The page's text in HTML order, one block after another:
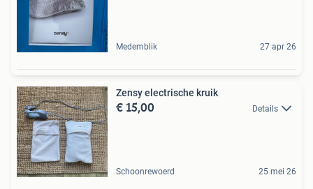
Medemblik 27 apr 26
Zensy electrische kruik
€ 15,00 Details
Schoonrewoerd 25 mei 26